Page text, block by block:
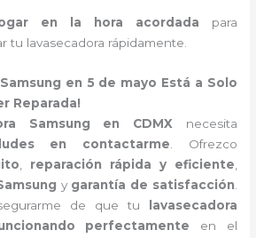
en la hora acordada para
tu lavasecadora rápidamente.
en 5 de mayo Está a Solo
Reparada!
Samsung en CDMX necesita
en contactarme . Ofrezco
reparación rápida y eficiente
y garantía de satisfacción
de que tu
lavasecadora
perfectamente en el